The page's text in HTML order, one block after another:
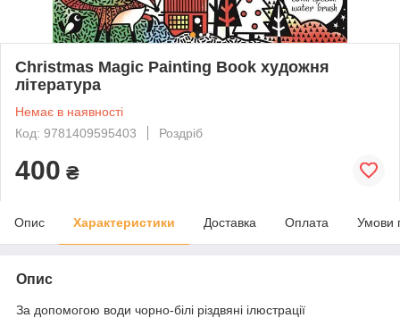
Christmas Magic Painting Book художня
література
Немає в наявності
Код: 9781409595403
Роздріб
400 ₴
Опис Характеристики Доставка Оплата Умови
Опис
За допомогою води чорно-білі різдвяні ілюстрації